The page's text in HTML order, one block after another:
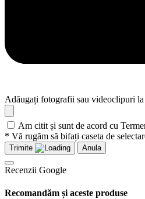
Adăugați fotografii sau videoclipuri la
Am citit și sunt de acord cu
* Vă rugăm să bifați caseta de
Trimite Anula
Recenzii Google
Recomandăm și aceste produse